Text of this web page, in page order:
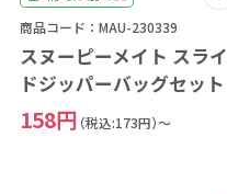
商品コード：MAU-230339
スヌーピーメイト スライ
ドジッパーバッグセット
158円 （税込:173円）～